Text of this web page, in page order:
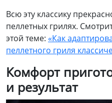
Всю эту классику
пеллетных грилях.
этой теме: «Как
пеллетного гриля
Комфорт
и результат